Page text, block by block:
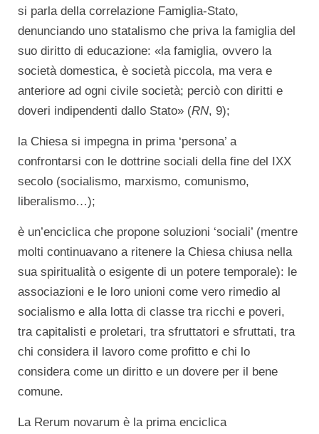
si parla della correlazione Famiglia-Stato,
denunciando uno statalismo che priva la famiglia del
suo diritto di educazione: «la famiglia, ovvero la
società domestica, è società piccola, ma vera e
anteriore ad ogni civile società; perciò con diritti e
doveri indipendenti dallo Stato» (RN, 9);
la Chiesa si impegna in prima ‘persona’ a
confrontarsi con le dottrine sociali della fine del IXX
secolo (socialismo, marxismo, comunismo,
liberalismo…);
è un’enciclica che propone soluzioni ‘sociali’ (mentre
molti continuavano a ritenere la Chiesa chiusa nella
sua spiritualità o esigente di un potere temporale): le
associazioni e le loro unioni come vero rimedio al
socialismo e alla lotta di classe tra ricchi e poveri,
tra capitalisti e proletari, tra sfruttatori e sfruttati, tra
chi considera il lavoro come profitto e chi lo
considera come un diritto e un dovere per il bene
comune.
La Rerum novarum è la prima enciclica